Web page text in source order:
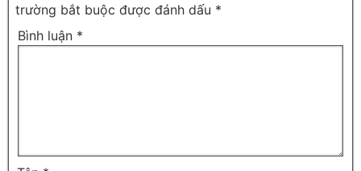
trường bắt buộc được đánh dấu *
Bình luận *